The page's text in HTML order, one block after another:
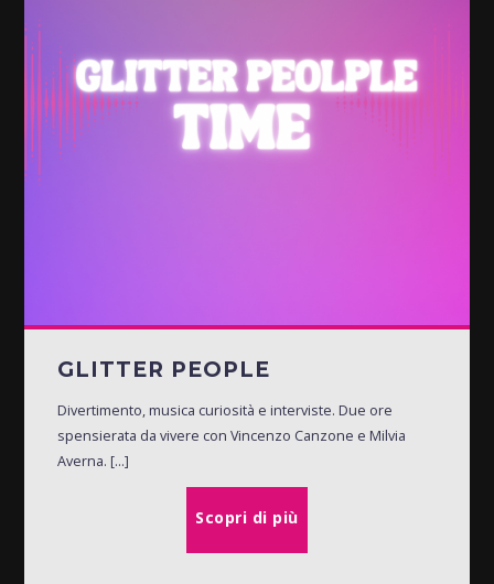
GLITTER PEOPLE
Divertimento, musica curiosità e interviste. Due ore
spensierata da vivere con Vincenzo Canzone e Milvia
Averna. [...]
Scopri di più